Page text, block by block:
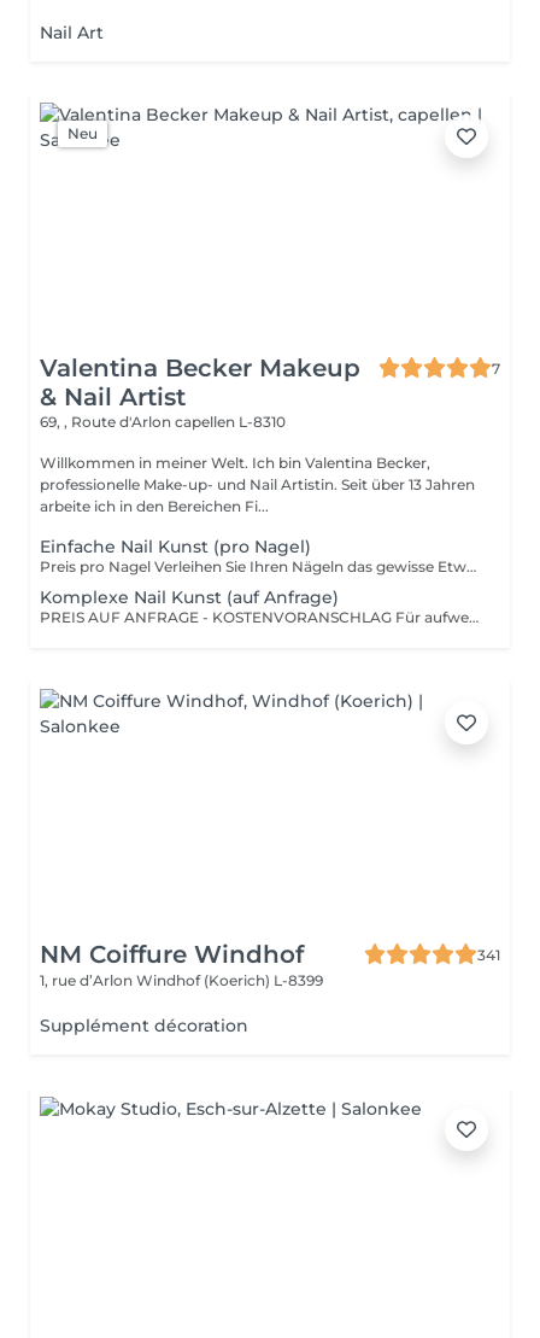
Nail Art
Neu
Valentina Becker Makeup
& Nail Artist
7
69, , Route d'Arlon capellen L-8310
Willkommen in meiner Welt. Ich bin Valentina Becker,
professionelle Make-up- und Nail Artistin. Seit über 13 Jahren
arbeite ich in den Bereichen Fi...
Einfache Nail Kunst (pro Nagel)
Preis pro Nagel Verleihen Sie Ihren Nägeln das gewisse Etwas mit dezenten und eleganten Nail-Art-Details. Kleine handgemalte Motive, Strasssteine, Glitzer, Effekte oder feine Verzierungen auf einem oder mehreren Nägeln...
Komplexe Nail Kunst (auf Anfrage)
PREIS AUF ANFRAGE - KOSTENVORANSCHLAG Für aufwendige, individuelle Designs, detailreiche handgemalte Motive, 3D-Effekte, Inlays oder kunstvolle Verzierungen.
NM Coiffure Windhof
341
1, rue d’Arlon Windhof (Koerich) L-8399
Supplément décoration